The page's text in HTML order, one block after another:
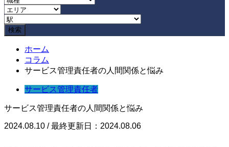
ホーム
コラム
サービス管理責任者の人間関係と悩み
サービス管理責任者
サービス管理責任者の人間関係と悩み
2024.08.10 / 最終更新日：2024.08.06